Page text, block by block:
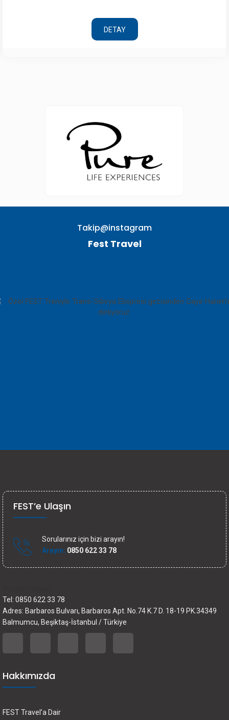
DETAY
Takip@instagram
Fest Travel
FEST’e Ulaşın
Sorularınız için bizi arayın!
Arayın: 0850 622 33 78
Tel: 0850 622 33 78
Adres: Barbaros Bulvarı, Barbaros Apt. No.74 K.7 D. 18-19 PK.34349
Balmumcu, Beşiktaş-İstanbul / Türkiye
Hakkımızda
FEST Travel’a Dair